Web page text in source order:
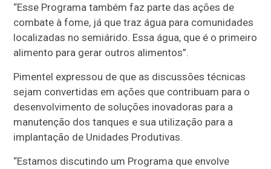
“Esse Programa também faz parte das ações de
combate à fome, já que traz água para comunidades
localizadas no semiárido. Essa água, que é o primeiro
alimento para gerar outros alimentos”.
Pimentel expressou de que as discussões técnicas
sejam convertidas em ações que contribuam para o
desenvolvimento de soluções inovadoras para a
manutenção dos tanques e sua utilização para a
implantação de Unidades Produtivas.
“Estamos discutindo um Programa que envolve